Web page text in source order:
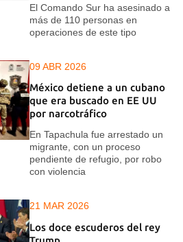
El Comando Sur ha asesinado a
más de 110 personas en
operaciones de este tipo
09 ABR 2026
México detiene a un cubano
que era buscado en EE UU
por narcotráfico
En Tapachula fue arrestado un
migrante, con un proceso
pendiente de refugio, por robo
con violencia
21 MAR 2026
Los doce escuderos del rey